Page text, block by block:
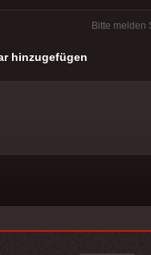
Bitte melden
hinzugefügen